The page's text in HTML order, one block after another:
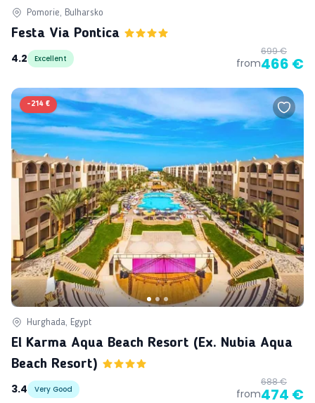
Pomorie, Bulharsko
Festa Via Pontica
4.2
Excellent from
699 €
466 €
-214 €
Hurghada, Egypt
El Karma Aqua Beach Resort (ex. Nubia Aqua
Beach Resort)
3.4
Very Good from
688 €
474 €